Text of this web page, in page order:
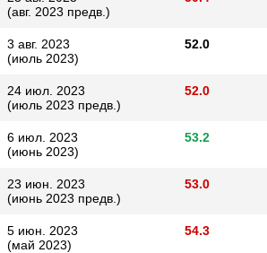
(авг. 2023 предв.)
3 авг. 2023
(июль 2023)
52.0
24 июл. 2023
(июль 2023 предв.)
52.0
6 июл. 2023
(июнь 2023)
53.2
23 июн. 2023
(июнь 2023 предв.)
53.0
5 июн. 2023
(май 2023)
54.3